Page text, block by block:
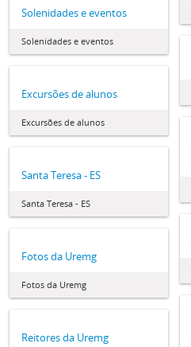
Solenidades e eventos
Solenidades e eventos
Excursões de alunos
Excursões de alunos
Santa Teresa - ES
Santa Teresa - ES
Fotos da Uremg
Fotos da Uremg
Reitores da Uremg